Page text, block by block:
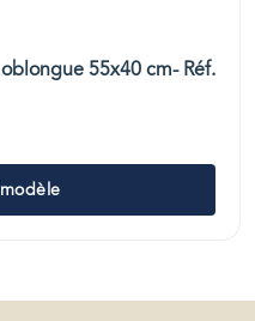
55x40 cm- Réf.